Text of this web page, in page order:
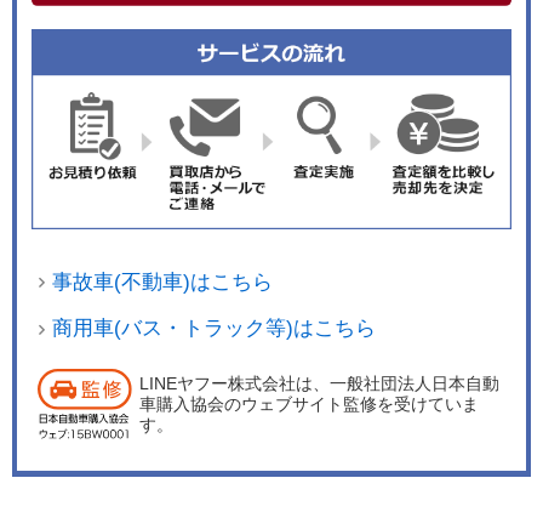
弾のモデル。読売巨人軍の本拠地である東京ドー
ムにおける人気企画、東京ドームに来場したファ
ンがジャイアンツカラーのタオルを使って人文字
アート作る「アランチョ・ネロ」（アランチョは
オレンジ、ネロはブラックの意味）の名前を冠し
た特別仕様車で、読売巨人軍高橋由伸監督の背番
っているのは上級グレードの「HSEダイナミッ
ク」。ボディカラーは巨人軍のチームカラーをほ
ラックルーフのデザインパックを採用し、黒でコ
ントラストをつけた仕上がりとなっている。装備
事故車(不動車)はこちら
商用車(バス・トラック等)はこちら
LINEヤフー株式会社は、一般社団法人日本自動
車購入協会のウェブサイト監修を受けていま
す。